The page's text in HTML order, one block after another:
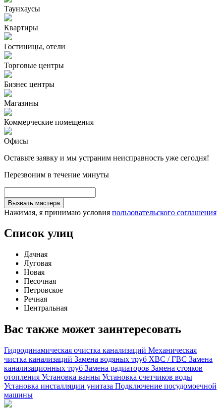
Таунхаусы
Квартиры
Гостиницы, отели
Торговые центры
Бизнес центры
Магазины
Коммерческие помещения
Офисы
Оставьте заявку и мы устраним неисправность уже сегодня!
Перезвоним в течение минуты
Вызвать мастера
Нажимая, я принимаю условия пользовательского соглашения
Список улиц
Дачная
Луговая
Новая
Песочная
Петровское
Речная
Центральная
Вас также может заинтересовать
Гидродинамическая очистка канализаций Механическая
чистка канализаций Замена водяных труб ХВС / ГВС Замена
канализационных труб Замена радиаторов Замена стояков
отопления Установка ванны Установка счетчиков воды
Установка инсталляции унитаза Подключение посудомоечной
машины